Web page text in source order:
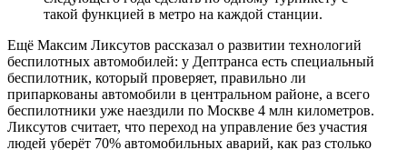
такой функцией в метро на каждой станции.
Ещё Максим Ликсутов рассказал о развитии технологий
беспилотных автомобилей: у Дептранса есть специальный
беспилотник, который проверяет, правильно ли
припаркованы автомобили в центральном районе, а всего
беспилотники уже наездили по Москве 4 млн километров.
Ликсутов считает, что переход на управление без участия
людей уберёт 70% автомобильных аварий, как раз столько